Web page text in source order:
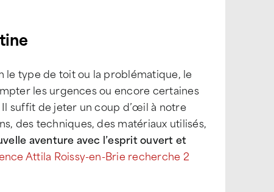
type de toit ou la problématique, le
les urgences ou encore certaines
suffit de jeter un coup d’œil à notre
des techniques, des matériaux utilisés,
aventure avec l’esprit ouvert et
Attila Roissy-en-Brie recherche 2